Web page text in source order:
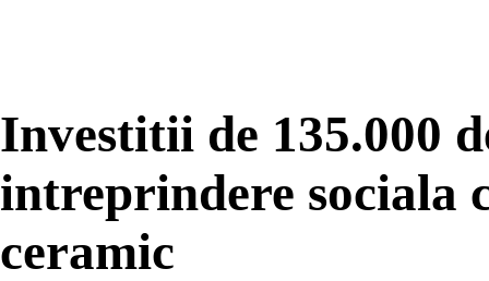
Investitii de 135.000
intreprindere sociala
ceramic